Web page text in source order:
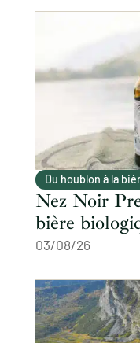
Du houblon à la
Nez Noir
bière
03/08/26